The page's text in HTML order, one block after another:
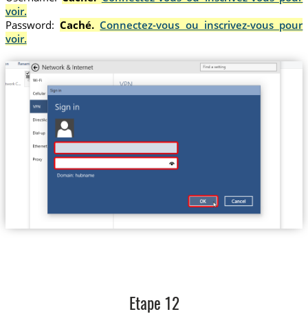
voir.
Password: Caché. Connectez-vous ou inscrivez-vous pour
voir.
Etape 12